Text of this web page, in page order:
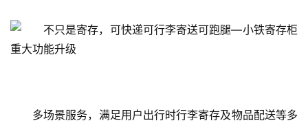
多场景服务，满足用户出行时行李寄存及物品配送等多